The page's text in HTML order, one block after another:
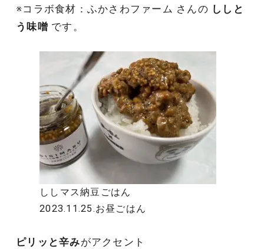
※コラボ食材：ふかさわファーム さんの ししと
う味噌 です。
ししマス納豆ごはん
2023.11.25.お昼ごはん
ピリッと辛みがアクセント